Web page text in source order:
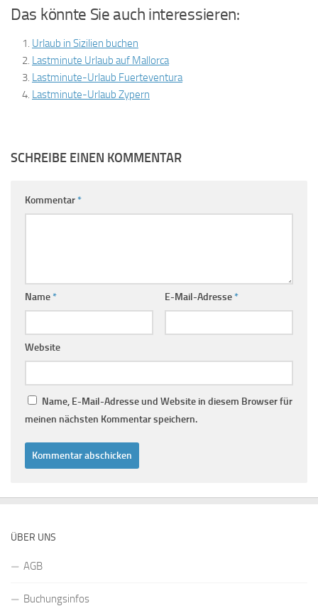
Das könnte Sie auch interessieren:
Urlaub in Sizilien buchen
Lastminute Urlaub auf Mallorca
Lastminute-Urlaub Fuerteventura
Lastminute-Urlaub Zypern
SCHREIBE EINEN KOMMENTAR
Kommentar*
Name* E-Mail-Adresse*
Website
Name, E-Mail-Adresse und Website in diesem Browser für
meinen nächsten Kommentar speichern.
ÜBER UNS
AGB
Buchungsinfos